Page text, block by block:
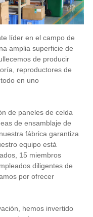
líder en el campo de
amplia superficie de
de producir
reproductores de
en uno
de paneles de celda
de ensamblaje de
fábrica garantiza
equipo está
15 miembros
diligentes de
por ofrecer
hemos invertido